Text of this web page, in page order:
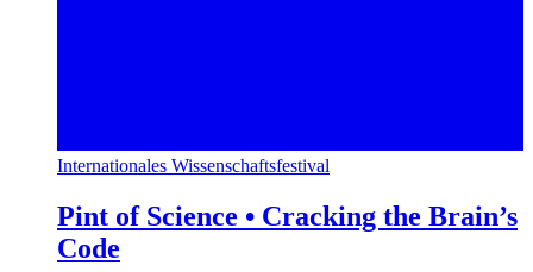
Internationales Wissenschaftsfestival
Pint of Science • Cracking the Brain’s
Code